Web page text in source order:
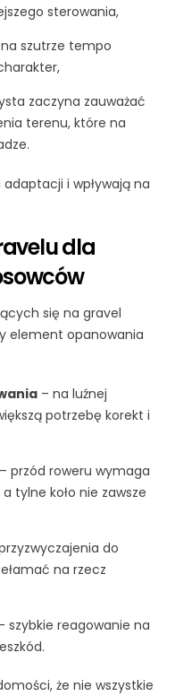
sterowania,
szutrze tempo
zaczyna zauważać
terenu, które na
i wpływają na
dla
się na gravel
element opanowania
– na luźnej
potrzebę korekt i
– przód roweru wymaga
tylne koło nie zawsze
do
na rzecz
szybkie reagowanie na
że nie wszystkie